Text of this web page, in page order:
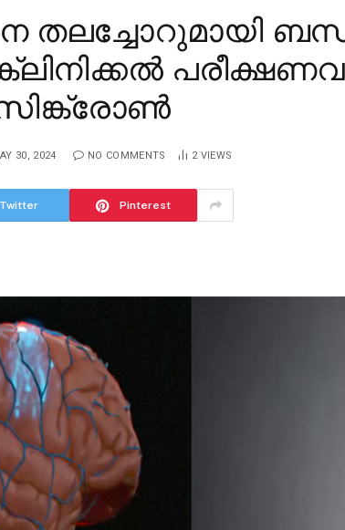
തലച്ചോറുമായി
സിങ്ക്രോൺ
30, 2024 NO COMMENTS 2 VIEWS
Twitter Pinterest